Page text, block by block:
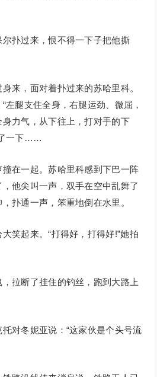
扑过来，恨不得一下子把他撕
来，面对着扑过来的苏哈里科。
左腿支住全身，右腿运劲、微屈，
力气，从下往上，打对手的下
一下……
在一起。苏哈里科感到下巴一阵
他尖叫一声，双手在空中乱舞了
扑通一声，笨重地倒在水里。
笑起来。“打得好，打得好!”她拍
拉断了挂住的钓丝，跑到大路上
对冬妮亚说：“这家伙是个头号流